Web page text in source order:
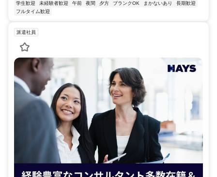
学生歓迎
未経験者歓迎 午前 夜間 夕方 ブランクOK まかないあり
長期歓迎
フルタイム歓迎
派遣社員